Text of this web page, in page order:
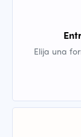
Elija una